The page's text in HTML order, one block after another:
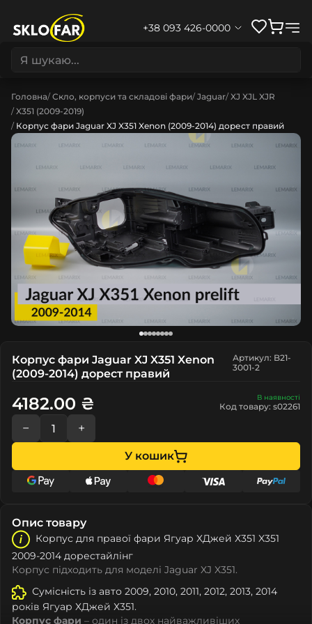
+38 093 426-0000
Головна Скло, корпуси та складові фари Jaguar XJ XJL XJR
X351 (2009-2019)
Корпус фари Jaguar XJ X351 Xenon (2009-2014) дорест правий
Корпус фари Jaguar XJ X351 Xenon
(2009-2014) дорест правий
Артикул: B21-
3001-2
В наявності
Код товару: s02261
4182.00 ₴
− +
У кошик
Опис товару
Корпус для правої фари Ягуар ХДжей Х351 X351
2009-2014 дорестайлінг
Корпус підходить для моделі Jaguar XJ X351.
Сумісність із авто 2009, 2010, 2011, 2012, 2013, 2014
років Ягуар ХДжей Х351.
Корпус фари – один із двох найважливіших